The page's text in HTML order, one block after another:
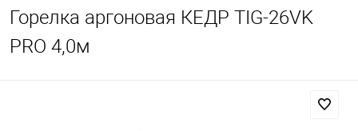
Горелка аргоновая КЕДР TIG-26VK
PRO 4,0м